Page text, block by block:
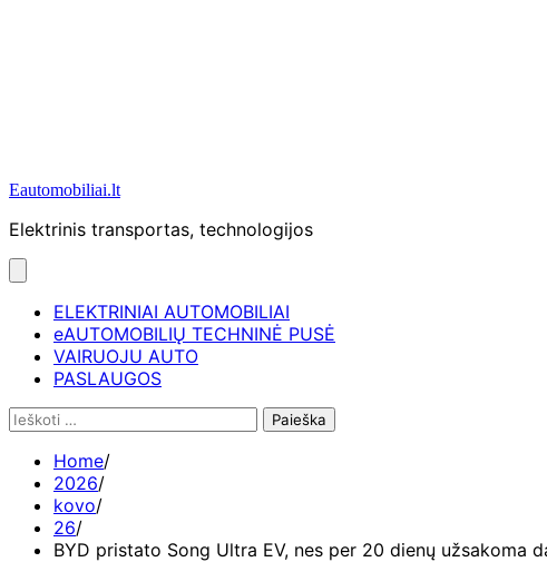
Eautomobiliai.lt
Elektrinis transportas, technologijos
ELEKTRINIAI AUTOMOBILIAI
eAUTOMOBILIŲ TECHNINĖ PUSĖ
VAIRUOJU AUTO
PASLAUGOS
Ieškoti:
Home
2026
kovo
26
BYD pristato Song Ultra EV, nes per 20 dienų užsakoma